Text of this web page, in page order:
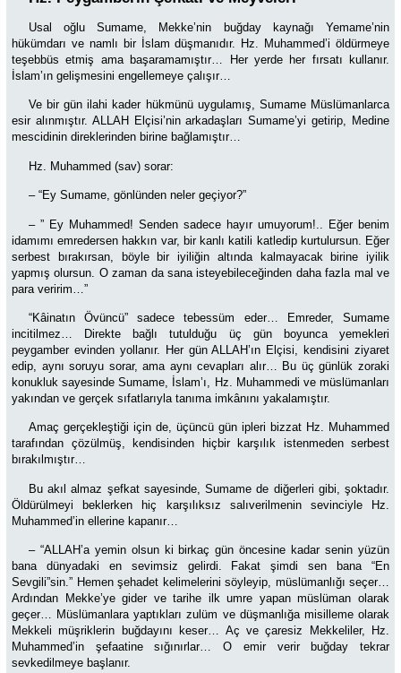
Usal oğlu Sumame, Mekke’nin buğday kaynağı Yemame’nin
hükümdarı ve namlı bir İslam düşmanıdır. Hz. Muhammed’i öldürmeye
teşebbüs etmiş ama başaramamıştır… Her yerde her fırsatı kullanır.
İslam’ın gelişmesini engellemeye çalışır…
Ve bir gün ilahi kader hükmünü uygulamış, Sumame Müslümanlarca
esir alınmıştır. ALLAH Elçisi’nin arkadaşları Sumame’yi getirip, Medine
mescidinin direklerinden birine bağlamıştır…
Hz. Muhammed (sav) sorar:
– “Ey Sumame, gönlünden neler geçiyor?”
– ” Ey Muhammed! Senden sadece hayır umuyorum!.. Eğer benim
idamımı emredersen hakkın var, bir kanlı katili katledip kurtulursun. Eğer
serbest bırakırsan, böyle bir iyiliğin altında kalmayacak birine iyilik
yapmış olursun. O zaman da sana isteyebileceğinden daha fazla mal ve
para veririm…”
“Kâinatın Övüncü” sadece tebessüm eder… Emreder, Sumame
incitilmez… Direkte bağlı tutulduğu üç gün boyunca yemekleri
peygamber evinden yollanır. Her gün ALLAH’ın Elçisi, kendisini ziyaret
edip, aynı soruyu sorar, ama aynı cevapları alır… Bu üç günlük zoraki
konukluk sayesinde Sumame, İslam’ı, Hz. Muhammedi ve müslümanları
yakından ve gerçek sıfatlarıyla tanıma imkânını yakalamıştır.
Amaç gerçekleştiği için de, üçüncü gün ipleri bizzat Hz. Muhammed
tarafından çözülmüş, kendisinden hiçbir karşılık istenmeden serbest
bırakılmıştır…
Bu akıl almaz şefkat sayesinde, Sumame de diğerleri gibi, şoktadır.
Öldürülmeyi beklerken hiç karşılıksız salıverilmenin sevinciyle Hz.
Muhammed’in ellerine kapanır…
– “ALLAH’a yemin olsun ki birkaç gün öncesine kadar senin yüzün
bana dünyadaki en sevimsiz gelirdi. Fakat şimdi sen bana “En
Sevgili”sin.” Hemen şehadet kelimelerini söyleyip, müslümanlığı seçer…
Ardından Mekke’ye gider ve tarihe ilk umre yapan müslüman olarak
geçer… Müslümanlara yaptıkları zulüm ve düşmanlığa misilleme olarak
Mekkeli müşriklerin buğdayını keser… Aç ve çaresiz Mekkeliler, Hz.
Muhammed’in şefaatine sığınırlar… O emir verir buğday tekrar
sevkedilmeye başlanır.